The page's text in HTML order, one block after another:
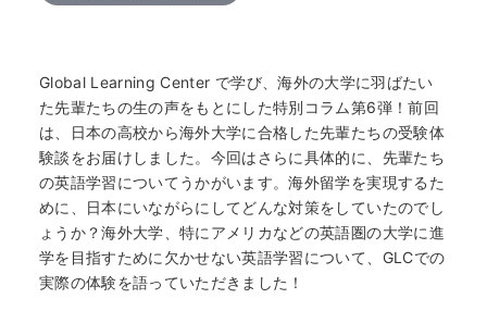
Global Learning Center で学び、海外の大学に羽ばたい
た先輩たちの生の声をもとにした特別コラム第6弾！前回
は、日本の高校から海外大学に合格した先輩たちの受験体
験談をお届けしました。今回はさらに具体的に、先輩たち
の英語学習についてうかがいます。海外留学を実現するた
めに、日本にいながらにしてどんな対策をしていたのでし
ょうか？海外大学、特にアメリカなどの英語圏の大学に進
学を目指すために欠かせない英語学習について、GLCでの
実際の体験を語っていただきました！